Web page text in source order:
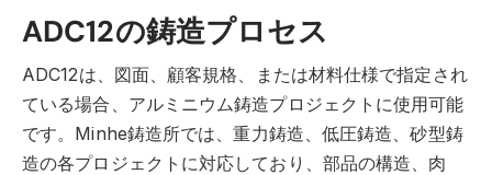
ADC12の鋳造プロセス
ADC12は、図面、顧客規格、または材料仕様で指定され
ている場合、アルミニウム鋳造プロジェクトに使用可能
です。Minhe鋳造所では、重力鋳造、低圧鋳造、砂型鋳
造の各プロジェクトに対応しており、部品の構造、肉